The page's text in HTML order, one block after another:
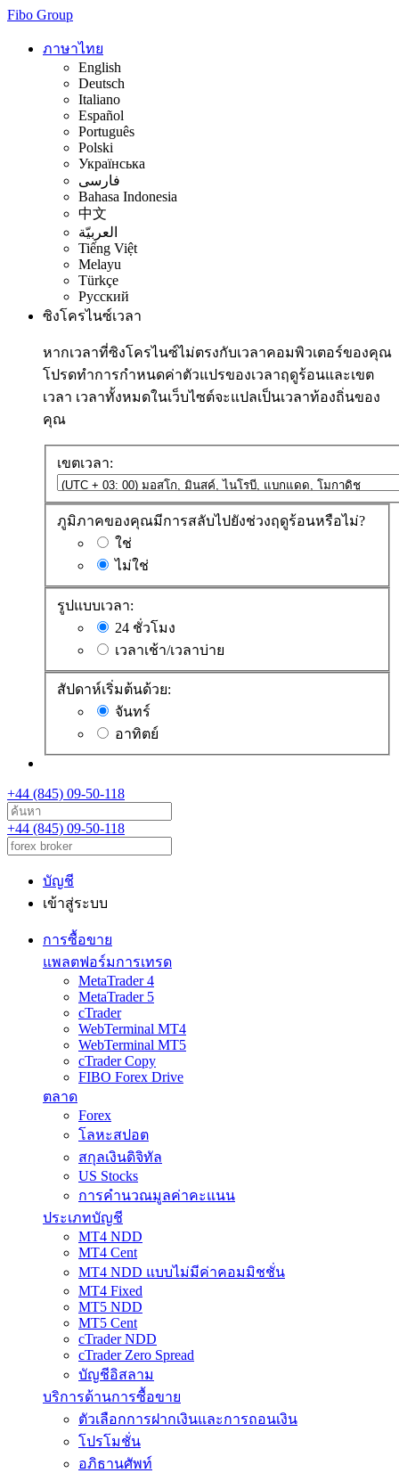
Fibo Group
ภาษาไทย
English
Deutsch
Italiano
Español
Português
Polski
Українська
فارسی
Bahasa Indonesia
中文
العربيّة
Tiếng Việt
Melayu
Türkçe
Русский
ซิงโครไนซ์เวลา
หากเวลาที่ซิงโครไนซ์ไม่ตรงกับเวลาคอมพิวเตอร์ของคุณ
โปรดทำการกำหนดค่าตัวแปรของเวลาฤดูร้อนและเขต
เวลา เวลาทั้งหมดในเว็บไซต์จะแปลเป็นเวลาท้องถิ่นของ
คุณ
เขตเวลา:
ภูมิภาคของคุณมีการสลับไปยังช่วงฤดูร้อนหรือไม่?
ใช่
ไม่ใช่
รูปแบบเวลา:
24 ชั่วโมง
เวลาเช้า/เวลาบ่าย
สัปดาห์เริ่มต้นด้วย:
จันทร์
อาทิตย์
+44 (845) 09-50-118
+44 (845) 09-50-118
บัญชี
เข้าสู่ระบบ
การซื้อขาย
แพลตฟอร์มการเทรด
MetaTrader 4
MetaTrader 5
cTrader
WebTerminal MT4
WebTerminal MT5
cTrader Copy
FIBO Forex Drive
ตลาด
Forex
โลหะสปอต
สกุลเงินดิจิทัล
US Stocks
การคำนวณมูลค่าคะแนน
ประเภทบัญชี
MT4 NDD
MT4 Cent
MT4 NDD แบบไม่มีค่าคอมมิชชั่น
MT4 Fixed
MT5 NDD
MT5 Cent
cTrader NDD
cTrader Zero Spread
บัญชีอิสลาม
บริการด้านการซื้อขาย
ตัวเลือกการฝากเงินและการถอนเงิน
โปรโมชั่น
อภิธานศัพท์